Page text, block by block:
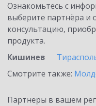
Ознакомьтесь с
выберите партнёра и
консультацию,
продукта.
Кишинев
Смотрите также:
Партнеры в вашем